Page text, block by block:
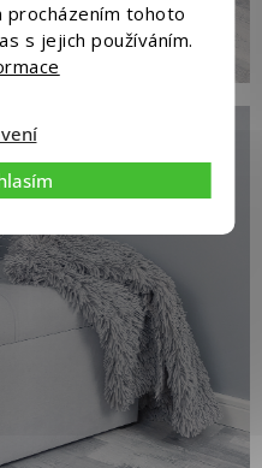
procházením tohoto
s jejich používáním.